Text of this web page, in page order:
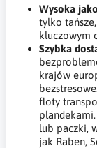
Wysoka
tylko
kluczowym
Szybka
krajów
floty
lub paczki,
jak Raben,